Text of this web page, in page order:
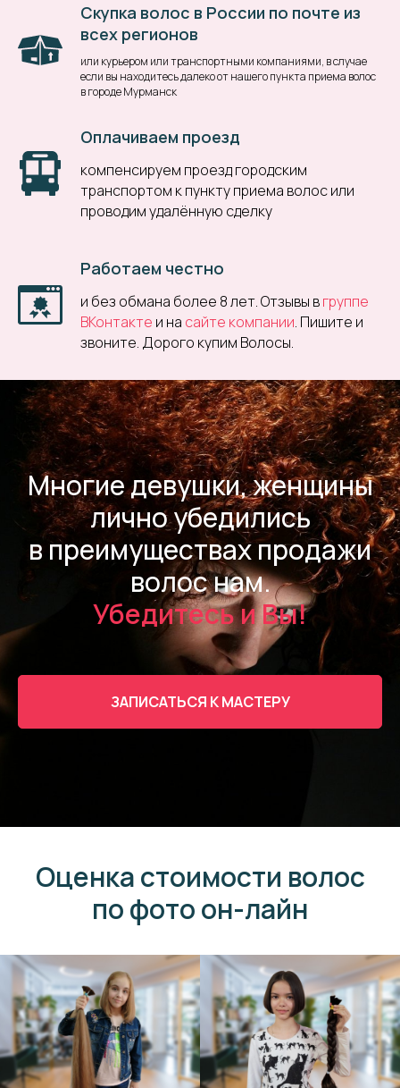
Скупка волос в России по почте из
всех регионов
или курьером или транспортными компаниями, в случае
если вы находитесь далеко от нашего пункта приема волос
в городе Мурманск
Оплачиваем проезд
компенсируем проезд городским
транспортом к пункту приема волос или
проводим удалённую сделку
Работаем честно
и без обмана более 8 лет. Отзывы вгруппе
ВКонтакте и на сайте компании. Пишите и
звоните. Дорого купим Волосы.
Многие девушки, женщины
лично убедились
в преимуществах продажи
волос нам.
Убедитесь и Вы!
ЗАПИСАТЬСЯ К МАСТЕРУ
Оценка стоимости волос
по фото он-лайн